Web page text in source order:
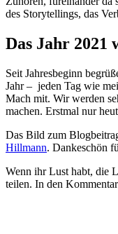
des Storytellings, das
Das Jahr 2021
Seit Jahresbeginn
Jahr – jeden Tag wie
Mach mit. Wir werden
machen. Erstmal nur
Das Bild zum
Hillmann. Dankeschön
Wenn ihr Lust habt, die
teilen. In den